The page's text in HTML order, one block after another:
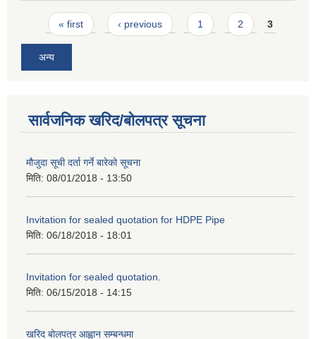
Pages
« first ‹ previous 1 2 3
अन्य
सार्वजनिक खरिद/बोलपत्र सूचना
मौजुदा सूची दर्ता गर्ने बारेको सूचना
मिति: 08/01/2018 - 13:50
Invitation for sealed quotation for HDPE Pipe
मिति: 06/18/2018 - 18:01
Invitation for sealed quotation.
मिति: 06/15/2018 - 14:15
खरिद बोलपत्र आह्वान सम्बन्धमा